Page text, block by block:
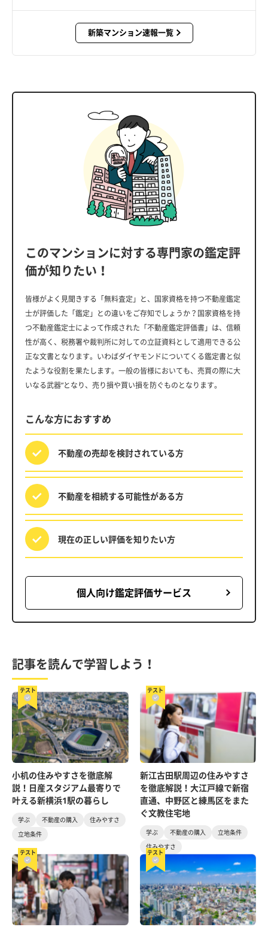
新築マンション速報一覧
このマンションに対する専門家の鑑定評
価が知りたい！
皆様がよく見聞きする「無料査定」と、国家資格を持つ不動産鑑定
士が評価した「鑑定」との違いをご存知でしょうか？国家資格を持
つ不動産鑑定士によって作成された「不動産鑑定評価書」は、信頼
性が高く、税務署や裁判所に対しての立証資料として適用できる公
正な文書となります。いわばダイヤモンドについてくる鑑定書と似
たような役割を果たします。一般の皆様においても、売買の際に大
いなる武器”となり、売り損や買い損を防ぐものとなります。
こんな方におすすめ
不動産の売却を検討されている方
不動産を相続する可能性がある方
現在の正しい評価を知りたい方
個人向け鑑定評価サービス
記事を読んで学習しよう！
テスト
小机の住みやすさを徹底解
説！日産スタジアム最寄りで
叶える新横浜1駅の暮らし
学ぶ 不動産の購入
住みやすさ
立地条件
テスト
新江古田駅周辺の住みやすさ
を徹底解説！大江戸線で新宿
直通、中野区と練馬区をまた
ぐ文教住宅地
学ぶ 不動産の購入
立地条件
住みやすさ
テスト テスト